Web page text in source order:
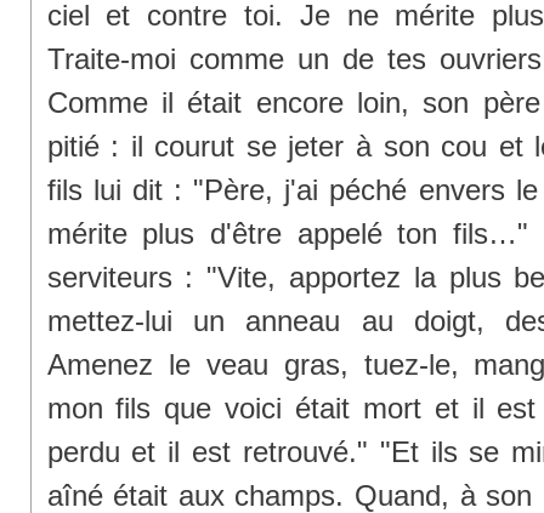
ciel et contre toi. Je ne mérite
Traite-moi comme un de tes
Comme il était encore loin, son
pitié : il courut se jeter à son cou et
fils lui dit : "Père, j'ai péché envers
mérite plus d'être appelé ton
serviteurs : "Vite, apportez la plus
mettez-lui un anneau au doigt,
Amenez le veau gras, tuez-le,
mon fils que voici était mort et il
perdu et il est retrouvé." "Et ils se
aîné était aux champs. Quand, à